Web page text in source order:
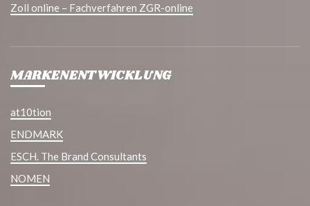
Zoll online – Fachverfahren ZGR-online
MARKENENTWICKLUNG
at10tion
ENDMARK
ESCH. The Brand Consultants
NOMEN